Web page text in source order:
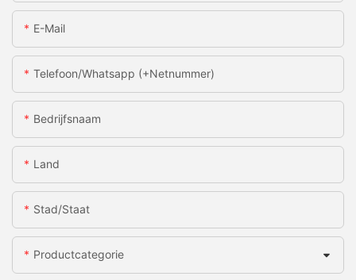
E-Mail
Telefoon/whatsapp (+netnummer)
Bedrijfsnaam
Land
Stad/staat
Productcategorie